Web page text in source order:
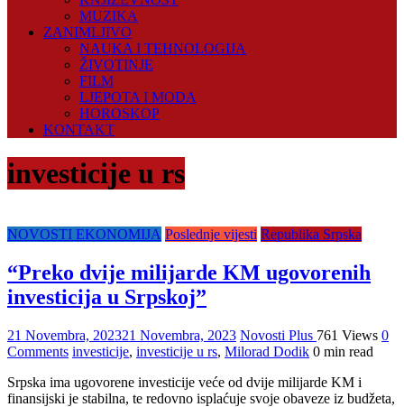
MUZIKA
ZANIMLJIVO
NAUKA I TEHNOLOGIJA
ŽIVOTINJE
FILM
LJEPOTA I MODA
HOROSKOP
KONTAKT
investicije u rs
NOVOSTI EKONOMIJA Poslednje vijesti Republika Srpska
“Preko dvije milijarde KM ugovorenih
investicija u Srpskoj”
21 Novembra, 202321 Novembra, 2023 Novosti Plus 761 Views 0
Comments investicije, investicije u rs, Milorad Dodik 0 min read
Srpska ima ugovorene investicije veće od dvije milijarde KM i
finansijski je stabilna, te redovno isplaćuje svoje obaveze iz budžeta,